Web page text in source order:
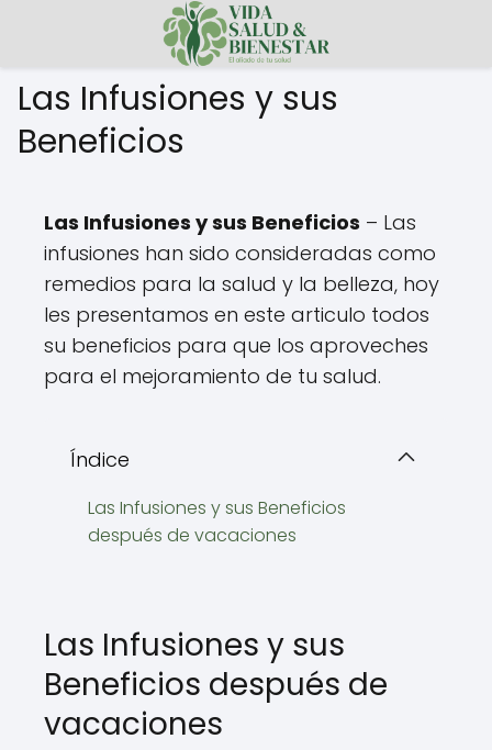
Las Infusiones y sus
Beneficios
Las Infusiones y sus Beneficios – Las
infusiones han sido consideradas como
remedios para la salud y la belleza, hoy
les presentamos en este articulo todos
su beneficios para que los aproveches
para el mejoramiento de tu salud.
Índice
Las Infusiones y sus Beneficios
después de vacaciones
Las Infusiones y sus
Beneficios después de
vacaciones